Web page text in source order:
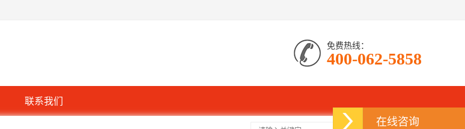
免费热线：
400-062-5858
联系我们
在线咨询